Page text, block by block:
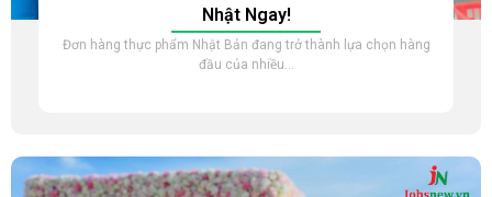
Nhật Ngay!
Đơn hàng thực phẩm Nhật Bản đang trở thành lựa chọn hàng
đầu của nhiều...